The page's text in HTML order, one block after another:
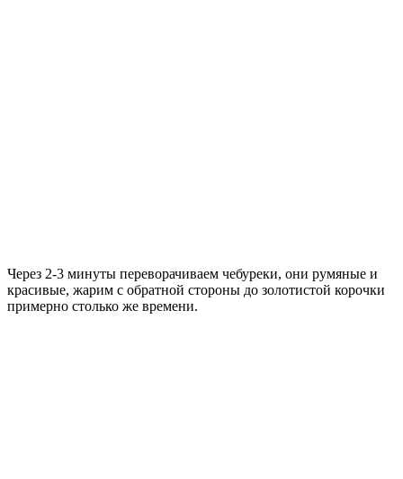
Через 2-3 минуты переворачиваем чебуреки, они румяные и
красивые, жарим с обратной стороны до золотистой корочки
примерно столько же времени.